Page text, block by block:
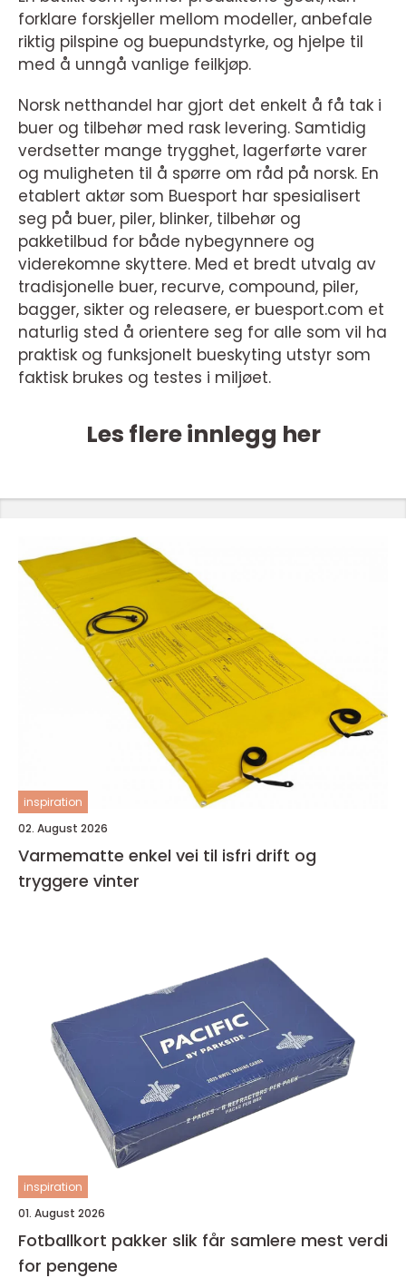
forklare forskjeller mellom modeller, anbefale
riktig pilspine og buepundstyrke, og hjelpe til
med å unngå vanlige feilkjøp.
Norsk netthandel har gjort det enkelt å få tak i
buer og tilbehør med rask levering. Samtidig
verdsetter mange trygghet, lagerførte varer
og muligheten til å spørre om råd på norsk. En
etablert aktør som Buesport har spesialisert
seg på buer, piler, blinker, tilbehør og
pakketilbud for både nybegynnere og
viderekomne skyttere. Med et bredt utvalg av
tradisjonelle buer, recurve, compound, piler,
bagger, sikter og releasere, er buesport.com et
naturlig sted å orientere seg for alle som vil ha
praktisk og funksjonelt bueskyting utstyr som
faktisk brukes og testes i miljøet.
Les flere innlegg her
inspiration
02. August 2026
Varmematte enkel vei til isfri drift og
tryggere vinter
inspiration
01. August 2026
Fotballkort pakker slik får samlere mest verdi
for pengene